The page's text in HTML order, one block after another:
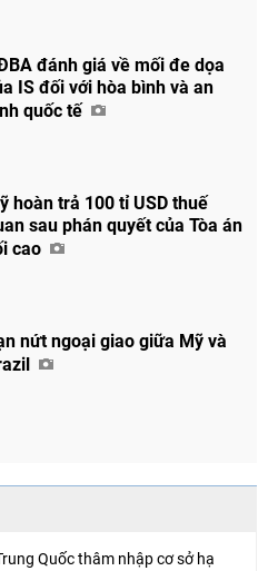
đánh giá về mối đe dọa
IS đối với hòa bình và an
quốc tế
hoàn trả 100 tỉ USD thuế
sau phán quyết của Tòa án
cao
nứt ngoại giao giữa Mỹ và
Quốc thâm nhập cơ sở hạ